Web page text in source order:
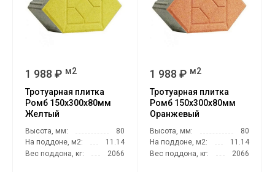
1 988 ₽ м2
Тротуарная плитка
Ромб 150х300х80мм
Желтый
Высота, мм:
80
На поддоне, м2:
11.14
Вес поддона, кг:
2066
1 988 ₽ м2
Тротуарная плитка
Ромб 150х300х80мм
Оранжевый
Высота, мм:
80
На поддоне, м2:
11.14
Вес поддона, кг:
2066